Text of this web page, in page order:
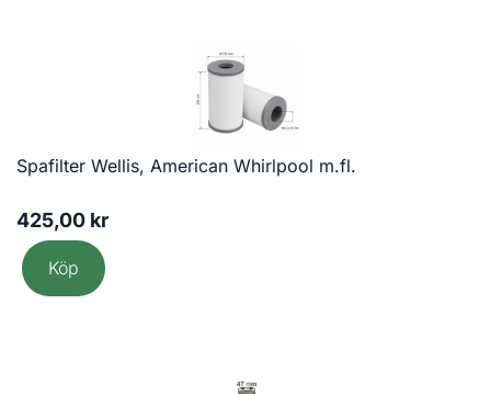
Spafilter Wellis, American Whirlpool m.fl.
425,00 kr
Köp